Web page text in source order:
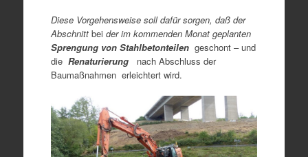
Diese Vorgehensweise soll dafür sorgen, daß der
Abschnittbei der im kommenden Monat geplanten
Sprengung von Stahlbetonteilen geschont – und
die Renaturierung
nach Abschluss der
Baumaßnahmen erleichtert wird.